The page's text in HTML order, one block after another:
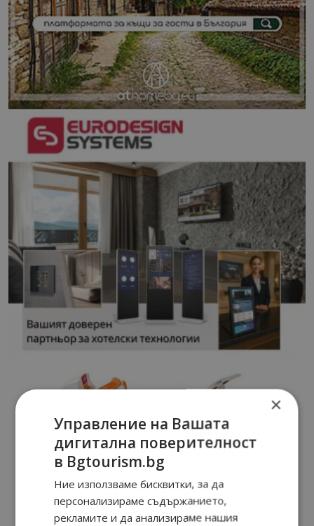
×
Управление на Вашата
дигитална поверителност
в Bgtourism.bg
Ние използваме бисквитки, за да
персонализираме съдържанието,
рекламите и да анализираме нашия